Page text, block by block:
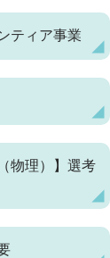
ティア事業
物理）】選考